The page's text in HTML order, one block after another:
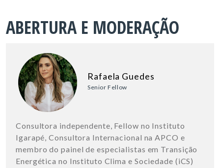
ABERTURA E MODERAÇÃO
Rafaela Guedes
Senior Fellow
Consultora independente, Fellow no Instituto
Igarapé, Consultora Internacional na APCO e
membro do painel de especialistas em Transição
Energética no Instituto Clima e Sociedade (iCS)